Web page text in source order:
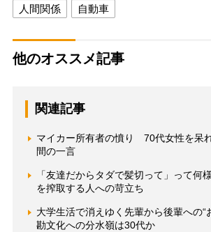
人間関係 自動車
他のオススメ記事
関連記事
マイカー所有者の憤り 70代女性を呆
間の一言
「友達だからタダで髪切って」って
を搾取する人への苛立ち
大学生活で消えゆく先輩から後輩への
勘文化への分水嶺は30代か